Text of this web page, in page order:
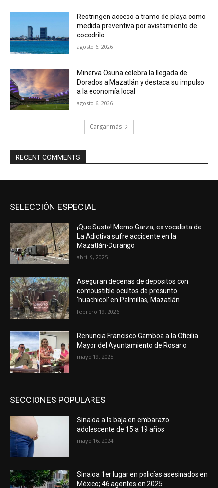
Restringen acceso a tramo de playa como
medida preventiva por avistamiento de
cocodrilo
agosto 6, 2026
Minerva Osuna celebra la llegada de
Dorados a Mazatlán y destaca su impulso
a la economía local
agosto 6, 2026
Cargar más
RECENT COMMENTS
SELECCIÓN ESPECIAL
¡Que Susto! Memo Garza, ex vocalista de
La Adictiva sufre accidente en la
Mazatlán-Durango
abril 9, 2025
Aseguran decenas de depósitos con
combustible ocultos de presunto
‘huachicol’ en Palmillas, Mazatlán
febrero 19, 2026
Renuncia Francisco Gamboa a la Oficilia
Mayor del Ayuntamiento de Rosario
mayo 19, 2025
SECCIONES POPULARES
Sinaloa a la baja en embarazo
adolescente de 15 a 19 años
mayo 16, 2024
Sinaloa 1er lugar en policías asesinados en
México; 46 agentes en 2025